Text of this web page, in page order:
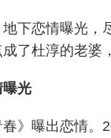
下恋情曝光
了杜淳的老
曝光
》曝出恋情